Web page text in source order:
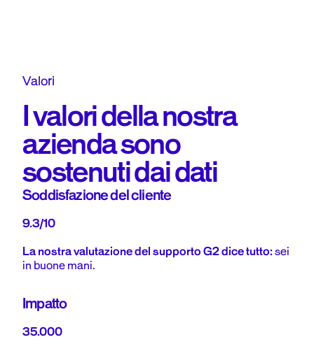
Valori
Ivaloridellanostra
aziendasono
sostenutidaidati
Soddisfazione del cliente
9.3/10
La nostra valutazione del supporto G2 dice tutto:sei
in buone mani.
Impatto
35.000